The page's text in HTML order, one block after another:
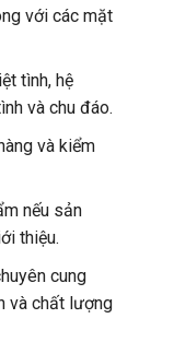
với các mặt
tình, hệ
và chu đáo.
và kiểm
nếu sản
thiệu.
cung
và chất lượng